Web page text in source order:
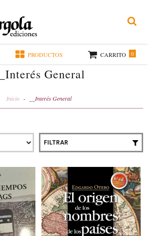
PRODUCTOS CARRITO 0
__Interés General
Inicio - __Interés General
FILTRAR